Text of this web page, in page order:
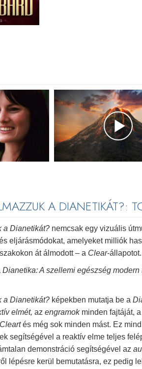
A DIANETIKÁT?:
a Dianetikát? nemcsak egy vizuális
eljárásmódokat, amelyeket milliók
át álmodott – a Clear-állapotot.
Dianetika: A szellemi egészség modern
a Dianetikát? képekben mutatja be a
elmét, az engramokminden fajtáját, a
Cleartés még sok minden mást. Ez
segítségével a reaktív elme teljes
demonstráció segítségével az
lépésre kerül bemutatásra, ez pedig